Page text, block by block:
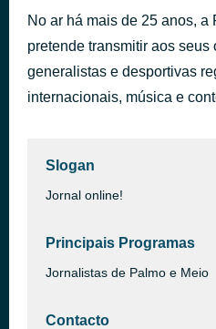
Sexta‐feira (Emprego
Boss AC
If You Say It Again
No ar há mais de 25 anos,
pretende transmitir aos seus
generalistas e desportivas
internacionais, música e
Slogan
Jornal online!
Principais Programas
Jornalistas de Palmo e Meio
Contacto